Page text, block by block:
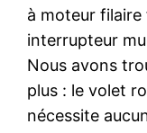
à moteur
interrupteur
Nous avons
plus : le volet
nécessite